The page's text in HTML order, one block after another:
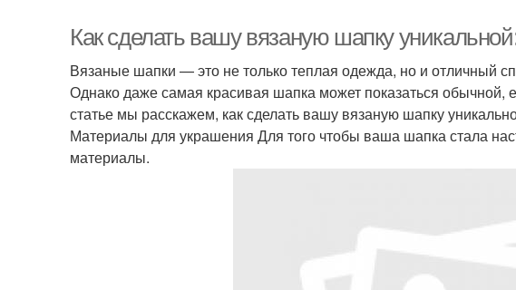
Как сделать вашу вязаную шапку
Вязаные шапки — это не только теплая одежда, но и отличный
Однако даже самая красивая шапка может показаться обычной,
статье мы расскажем, как сделать вашу вязаную шапку
Материалы для украшения Для того чтобы ваша шапка стала
материалы.